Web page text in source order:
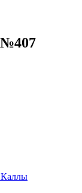
№407
Каллы